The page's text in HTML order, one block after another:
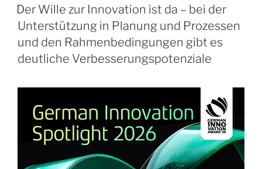
AM
Der Wille zur Innovation ist da – bei der
Unterstützung in Planung und Prozessen
und den Rahmenbedingungen gibt es
deutliche Verbesserungspotenziale